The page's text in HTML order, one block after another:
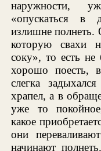
наружности,
«опускаться в
излишне полнеть.
которую свахи
соку», то есть
хорошо поесть,
слегка
храпел, а в
уже то
какое
они
начинают